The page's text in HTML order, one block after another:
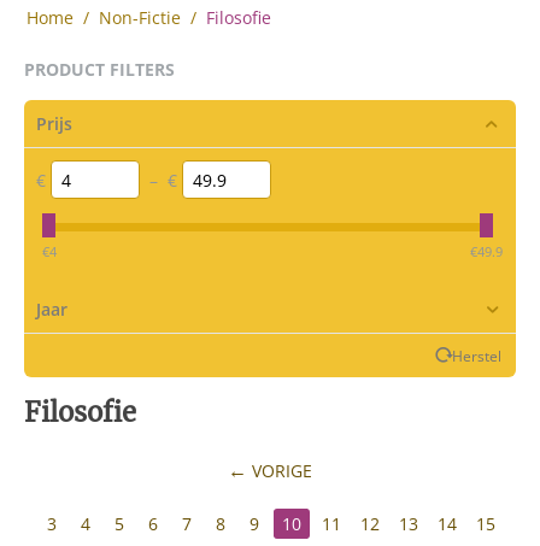
Home / Non-Fictie / Filosofie
PRODUCT FILTERS
Prijs
€ – €
‎€4 ‎€49.9
Jaar
Herstel
Filosofie
VORIGE
3 4 5 6 7 8 9 10 11 12 13 14
15